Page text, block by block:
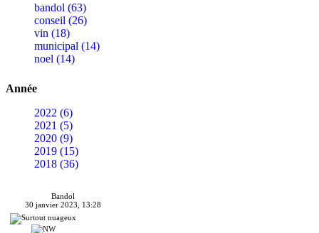
bandol (63)
conseil (26)
vin (18)
municipal (14)
noel (14)
Année
2022 (6)
2021 (5)
2020 (9)
2019 (15)
2018 (36)
Bandol
30 janvier 2023, 13:28